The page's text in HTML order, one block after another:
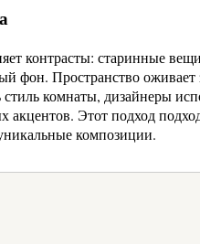
контрасты: старинные
фон. Пространство оживает
стиль комнаты, дизайнеры
акцентов. Этот подход
композиции.